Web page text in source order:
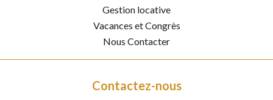
Gestion locative
Vacances et Congrès
Nous Contacter
Contactez-nous